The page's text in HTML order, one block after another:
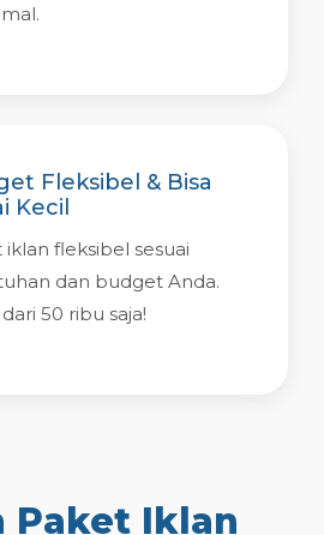
Fleksibel & Bisa
Kecil
iklan fleksibel sesuai
dan budget Anda.
50 ribu saja!
Paket Iklan